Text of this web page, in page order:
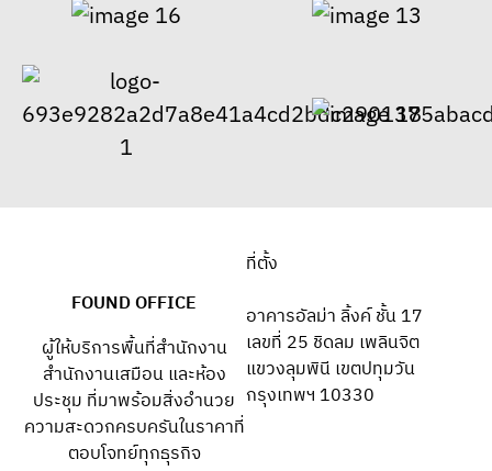
FOUND OFFICE
ผู้ให้บริการพื้นที่สำนักงาน
สำนักงานเสมือน และห้อง
ประชุม ที่มาพร้อมสิ่งอำนวย
ความสะดวกครบครันในราคาที่
ตอบโจทย์ทุกธุรกิจ
ที่ตั้ง
อาคารอัลม่า ลิ้งค์ ชั้น 17
เลขที่ 25 ชิดลม เพลินจิต
แขวงลุมพินี เขตปทุมวัน
กรุงเทพฯ 10330